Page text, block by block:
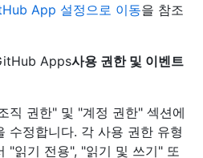
App 설정으로 이동을 참조
Apps사용 권한 및 이벤트
직 권한" 및 "계정 권한" 섹션에
수정합니다. 각 사용 권한 유형
"읽기 전용", "읽기 및 쓰기" 또